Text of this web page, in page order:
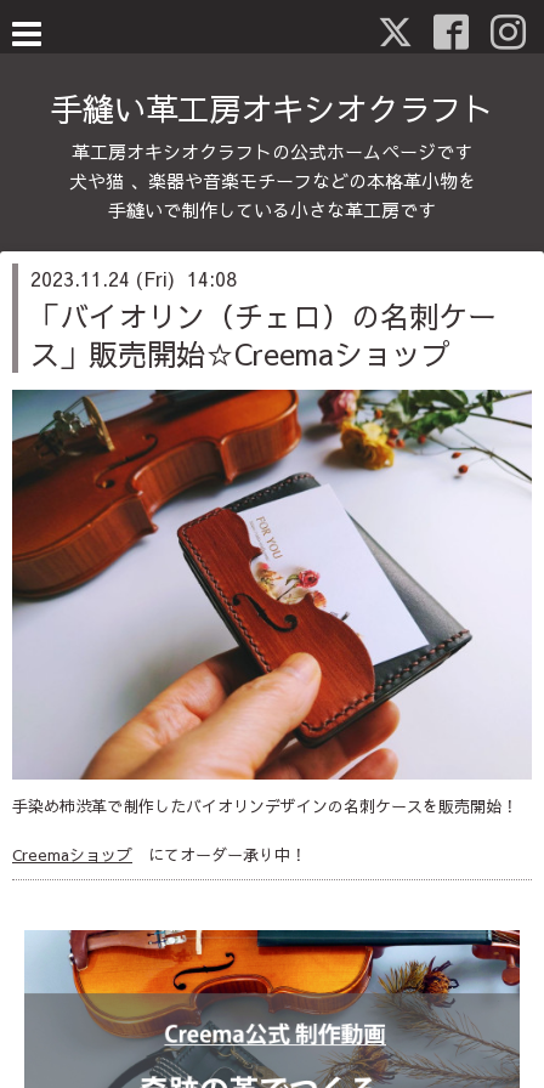
手縫い革工房オキシオクラフト
革工房オキシオクラフトの公式ホームページです
犬や猫 、楽器や音楽モチーフなどの本格革小物を
手縫いで制作している小さな革工房です
2023.11.24 (Fri) 14:08
「バイオリン（チェロ）の名刺ケー
ス」販売開始☆Creemaショップ
手染め柿渋革で制作したバイオリンデザインの名刺ケースを販売開始！
Creemaショップ にてオーダー承り中！